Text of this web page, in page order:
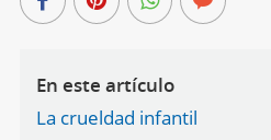
En este artículo
La crueldad infantil